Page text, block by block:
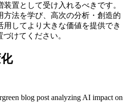
置として受け入れるべきです。
方法を学び、高次の分析・創造的
用してより大きな価値を提供でき
けてください。
blog post analyzing AI impact on